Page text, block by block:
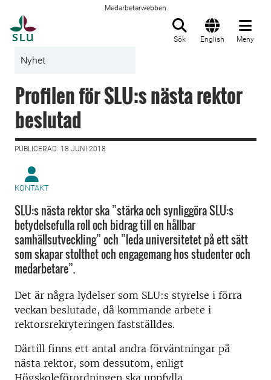
Medarbetarwebben
Sök English Meny
Nyhet
Profilen för SLU:s nästa rektor
beslutad
PUBLICERAD: 18 JUNI 2018
KONTAKT
SLU:s nästa rektor ska ”stärka och synliggöra SLU:s
betydelsefulla roll och bidrag till en hållbar
samhällsutveckling” och ”leda universitetet på ett sätt
som skapar stolthet och engagemang hos studenter och
medarbetare”.
Det är några lydelser som SLU:s styrelse i förra
veckan beslutade, då kommande arbete i
rektorsrekryteringen fastställdes.
Därtill finns ett antal andra förväntningar på
nästa rektor, som dessutom, enligt
Högskoleförordningen ska uppfylla